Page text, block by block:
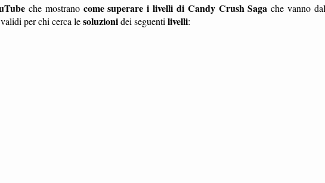
che mostrano come superare i livelli di Candy Crush Saga che vanno dal
per chi cerca lesoluzionidei seguenti livelli: